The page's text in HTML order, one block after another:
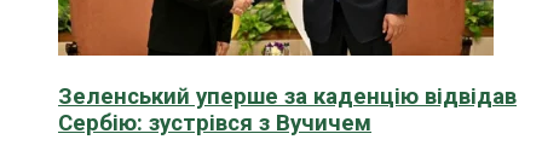
Зеленський уперше за каденцію відвідав
Сербію: зустрівся з Вучичем